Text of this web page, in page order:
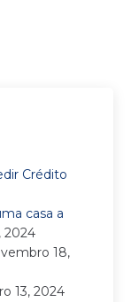
Crédito
casa a
2024
18,
13, 2024